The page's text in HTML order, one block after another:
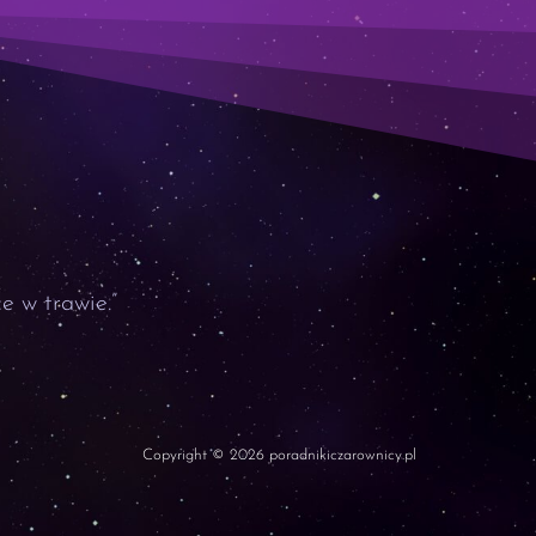
w trawie.”
Copyright © 2026 poradnikiczarownicy.pl